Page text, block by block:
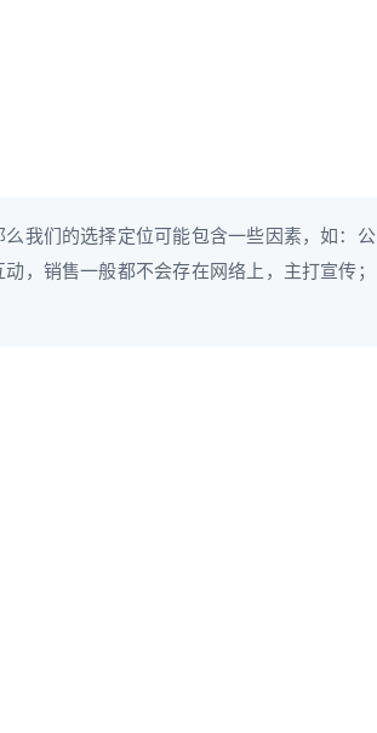
我们的选择定位可能包含一些因素，如：公
，销售一般都不会存在网络上，主打宣传；